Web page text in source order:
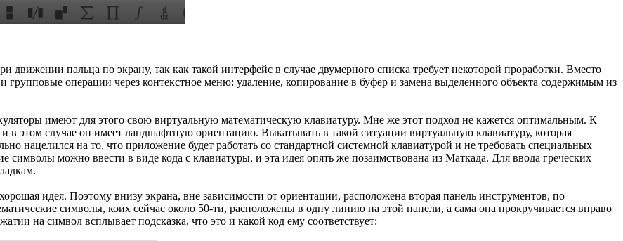
движении пальца по экрану, так как такой интерфейс в случае двумерного списка требует некоторой проработки. Вместо
групповые операции через контекстное меню: удаление, копирование в буфер и замена выделенного объекта содержимым из
имеют для этого свою виртуальную математическую клавиатуру. Мне же этот подход не кажется оптимальным. К
этом случае он имеет ландшафтную ориентацию. Выкатывать в такой ситуации виртуальную клавиатуру, которая
нацелился на то, что приложение будет работать со стандартной системной клавиатурой и не требовать специальных
символы можно ввести в виде кода с клавиатуры, и эта идея опять же позаимствована из Маткада. Для ввода греческих
идея. Поэтому внизу экрана, вне зависимости от ориентации, расположена вторая панель инструментов, по
символы, коих сейчас около 50-ти, расположены в одну линию на этой панели, а сама она прокручивается вправо
на символ всплывает подсказка, что это и какой код ему соответствует: